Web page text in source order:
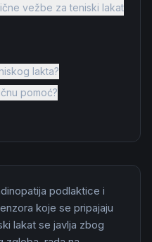
vežbe za teniski lakat
lakta?
pomoć?
podlaktice i
koje se pripajaju
lakat se javlja zbog